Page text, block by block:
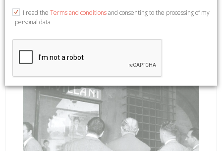
A cura di Vera Zamagni, Tito Menzani, Sara Romano, Emanuela
Sesti. Firenze, 2014; br., pp. 160, 120 tavv. b/n, cm 22x22.
I read the Terms and conditionsand consenting to the processing of my
personal data